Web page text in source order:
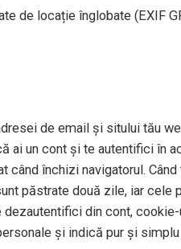
de locație înglobate (EXIF
de email și sitului tău
un cont și te autentifici în
închizi navigatorul.
păstrate două zile, iar
din cont,
și indică pur și